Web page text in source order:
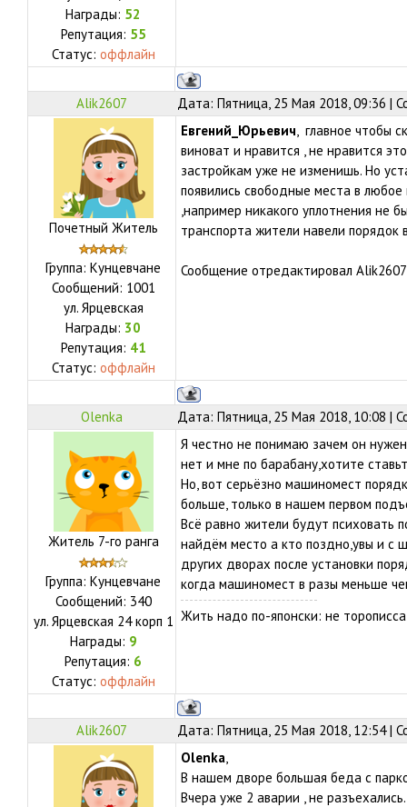
Награды: 52
Репутация: 55
Статус: оффлайн
Alik2607 Дата: Пятница, 25 Мая 2018, 09:36 |
Почетный Житель
Группа: Кунцевчане
Сообщений: 1001
ул. Ярцевская
Награды: 30
Репутация: 41
Статус: оффлайн
Евгений_Юрьевич, главное чтобы
виноват и нравится , не нравится
застройкам уже не изменишь. Но
появились свободные места в
,например никакого уплотнения не
транспорта жители навели порядок
Сообщение отредактировал Alik2607
Olenka Дата: Пятница, 25 Мая 2018, 10:08 |
Житель 7-го ранга
Группа: Кунцевчане
Сообщений: 340
ул. Ярцевская 24 корп 1
Награды: 9
Репутация: 6
Статус: оффлайн
Я честно не понимаю зачем он
нет и мне по барабану,хотите
Но, вот серьёзно машиномест
больше, только в нашем первом
Всё равно жители будут психовать
найдём место а кто поздно,увы и с
других дворах после установки
когда машиномест в разы меньше
Жить надо по-японски: не
Alik2607 Дата: Пятница, 25 Мая 2018, 12:54 |
Olenka,
В нашем дворе большая беда с
Вчера уже 2 аварии , не